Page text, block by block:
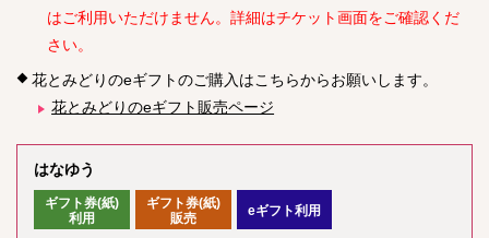
はご利用いただけません。詳細はチケット画面をご確認くだ
さい。
花とみどりのeギフトのご購入はこちらからお願いします。
花とみどりのeギフト販売ページ
はなゆう
ギフト券(紙)
利用
ギフト券(紙)
販売
eギフト利用